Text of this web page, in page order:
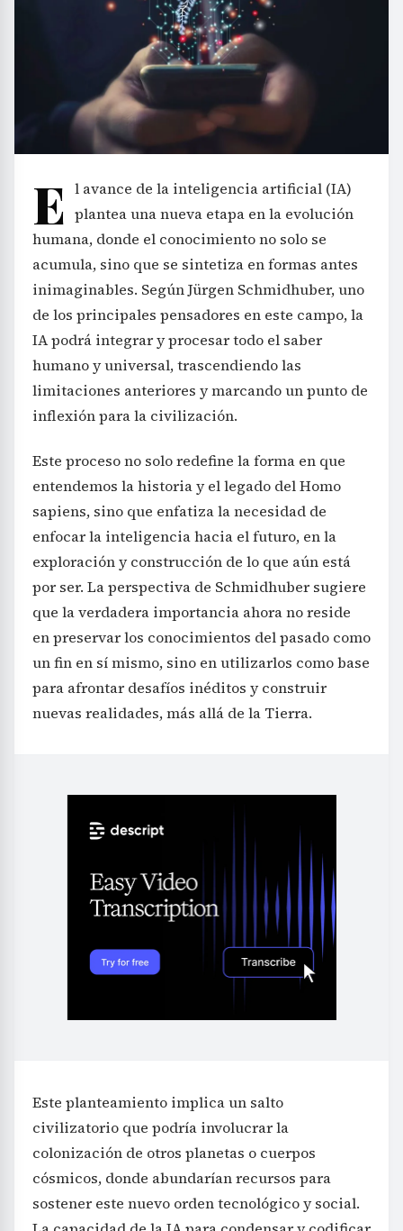
E l avance de la inteligencia artificial (IA)
plantea una nueva etapa en la evolución
humana, donde el conocimiento no solo se
acumula, sino que se sintetiza en formas antes
inimaginables. Según Jürgen Schmidhuber, uno
de los principales pensadores en este campo, la
IA podrá integrar y procesar todo el saber
humano y universal, trascendiendo las
limitaciones anteriores y marcando un punto de
inflexión para la civilización.
Este proceso no solo redefine la forma en que
entendemos la historia y el legado del Homo
sapiens, sino que enfatiza la necesidad de
enfocar la inteligencia hacia el futuro, en la
exploración y construcción de lo que aún está
por ser. La perspectiva de Schmidhuber sugiere
que la verdadera importancia ahora no reside
en preservar los conocimientos del pasado como
un fin en sí mismo, sino en utilizarlos como base
para afrontar desafíos inéditos y construir
nuevas realidades, más allá de la Tierra.
Este planteamiento implica un salto
civilizatorio que podría involucrar la
colonización de otros planetas o cuerpos
cósmicos, donde abundarían recursos para
sostener este nuevo orden tecnológico y social.